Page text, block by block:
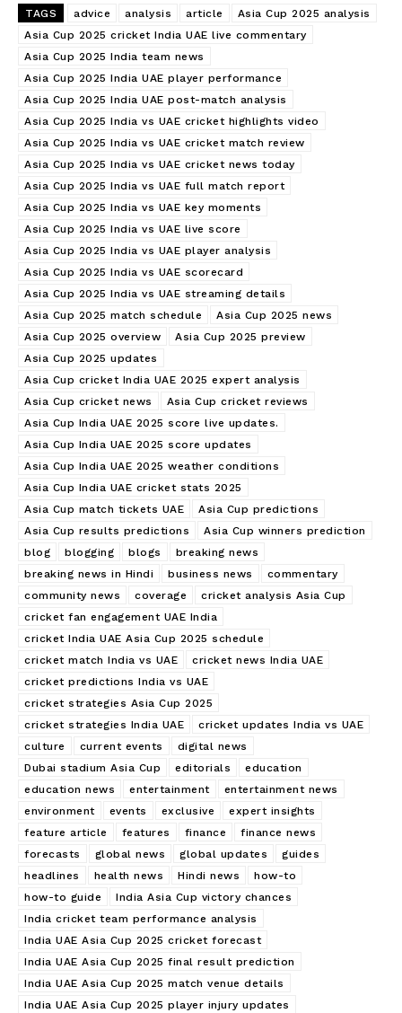
TAGS advice analysis article
Asia Cup 2025 analysis
Asia Cup 2025 cricket India UAE live commentary
Asia Cup 2025 India team news
Asia Cup 2025 India UAE player performance
Asia Cup 2025 India UAE post-match analysis
Asia Cup 2025 India vs UAE cricket highlights video
Asia Cup 2025 India vs UAE cricket match review
Asia Cup 2025 India vs UAE cricket news today
Asia Cup 2025 India vs UAE full match report
Asia Cup 2025 India vs UAE key moments
Asia Cup 2025 India vs UAE live score
Asia Cup 2025 India vs UAE player analysis
Asia Cup 2025 India vs UAE scorecard
Asia Cup 2025 India vs UAE streaming details
Asia Cup 2025 match schedule
Asia Cup 2025 news
Asia Cup 2025 overview
Asia Cup 2025 preview
Asia Cup 2025 updates
Asia Cup cricket India UAE 2025 expert analysis
Asia Cup cricket news
Asia Cup cricket reviews
Asia Cup India UAE 2025 score live updates.
Asia Cup India UAE 2025 score updates
Asia Cup India UAE 2025 weather conditions
Asia Cup India UAE cricket stats 2025
Asia Cup match tickets UAE
Asia Cup predictions
Asia Cup results predictions
Asia Cup winners prediction
blog
blogging blogs
breaking news
breaking news in Hindi
business news
commentary
community news
coverage
cricket analysis Asia Cup
cricket fan engagement UAE India
cricket India UAE Asia Cup 2025 schedule
cricket match India vs UAE
cricket news India UAE
cricket predictions India vs UAE
cricket strategies Asia Cup 2025
cricket strategies India UAE
cricket updates India vs UAE
culture
current events
digital news
Dubai stadium Asia Cup
editorials
education
education news
entertainment
entertainment news
environment
events exclusive
expert insights
feature article
features finance
finance news
forecasts
global news global updates
guides
headlines
health news Hindi news
how-to
how-to guide
India Asia Cup victory chances
India cricket team performance analysis
India UAE Asia Cup 2025 cricket forecast
India UAE Asia Cup 2025 final result prediction
India UAE Asia Cup 2025 match venue details
India UAE Asia Cup 2025 player injury updates